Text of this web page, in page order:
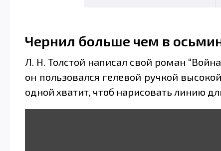
Чернил больше чем в
Л. Н. Толстой написал свой роман
он пользовался гелевой ручкой
одной хватит, чтоб нарисовать линию